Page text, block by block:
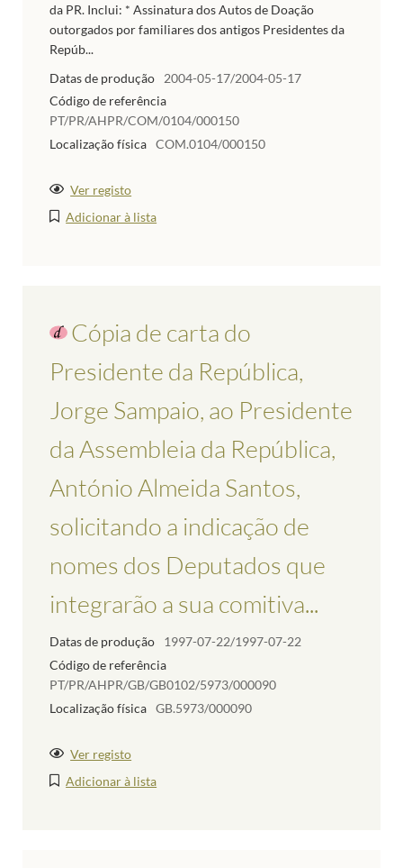
da PR. Inclui: * Assinatura dos Autos de Doação
outorgados por familiares dos antigos Presidentes da
Repúb...
Datas de produção
2004-05-17/2004-05-17
Código de referência
PT/PR/AHPR/COM/0104/000150
Localização física COM.0104/000150
Ver registo
Adicionar à lista
Cópia de carta do
Presidente da República,
Jorge Sampaio, ao Presidente
da Assembleia da República,
António Almeida Santos,
solicitando a indicação de
nomes dos Deputados que
integrarão a sua comitiva...
Datas de produção
1997-07-22/1997-07-22
Código de referência
PT/PR/AHPR/GB/GB0102/5973/000090
Localização física GB.5973/000090
Ver registo
Adicionar à lista